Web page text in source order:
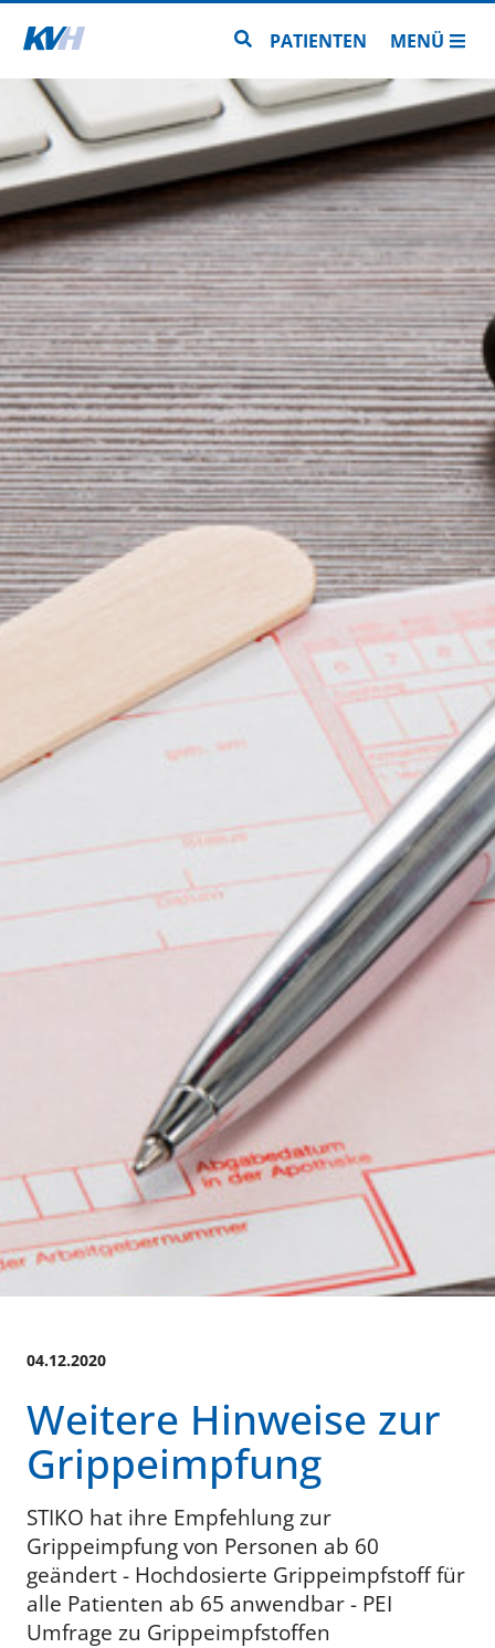
Zur Startseite Zur Seitensuche
PATIENTEN MENÜ
04.12.2020
Weitere Hinweise zur
Grippeimpfung
STIKO hat ihre Empfehlung zur
Grippeimpfung von Personen ab 60
geändert - Hochdosierte Grippeimpfstoff für
alle Patienten ab 65 anwendbar - PEI
Umfrage zu Grippeimpfstoffen